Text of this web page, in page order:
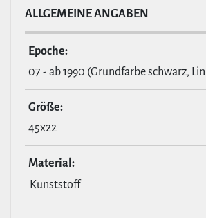
ALL­GE­MEINE ANGABEN
Epoche:
07 - ab 1990 (Grundfarbe schwarz,
Größe:
45x22
Material:
Kunststoff